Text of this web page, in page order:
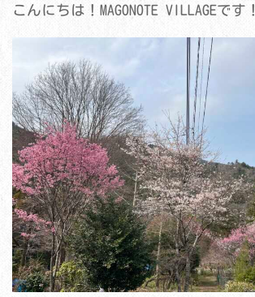
こんにちは！MAGONOTE VILLAGEです！